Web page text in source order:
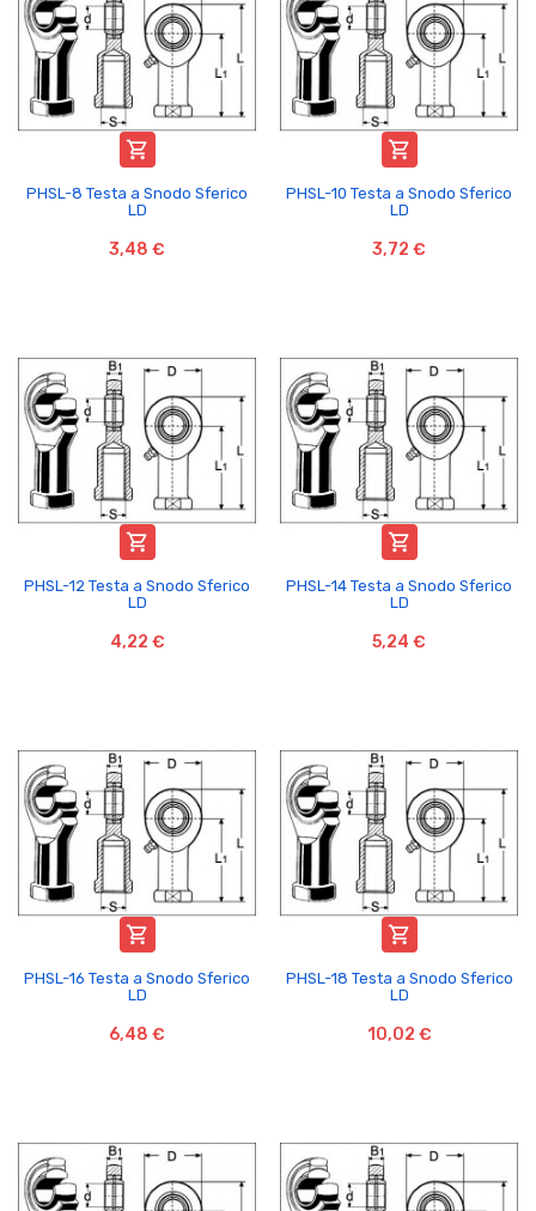

PHSL-8 Testa a Snodo Sferico
LD
3,48 €

PHSL-10 Testa a Snodo Sferico
LD
3,72 €

PHSL-12 Testa a Snodo Sferico
LD
4,22 €

PHSL-14 Testa a Snodo Sferico
LD
5,24 €

PHSL-16 Testa a Snodo Sferico
LD
6,48 €

PHSL-18 Testa a Snodo Sferico
LD
10,02 €